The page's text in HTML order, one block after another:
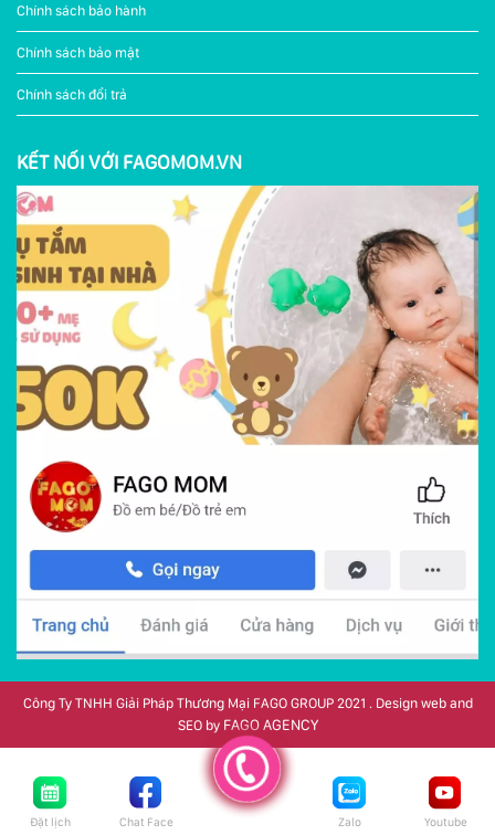
Đặt lịch Chat Face Zalo Youtube
Chính sách bảo hành
Chính sách bảo mật
Chính sách đổi trả
KẾT NỐI VỚI FAGOMOM.VN
Công Ty TNHH Giải Pháp Thương Mại FAGO GROUP 2021 . Design web and
SEO by FAGO AGENCY